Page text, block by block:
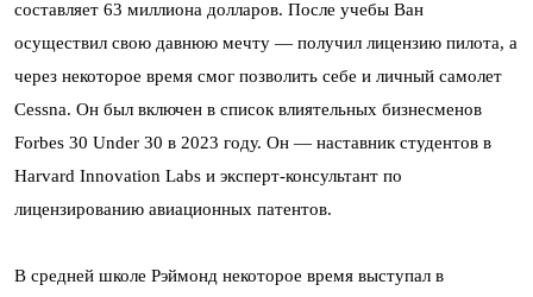
составляет 63 миллиона долларов. После учебы Ван
осуществил свою давнюю мечту — получил лицензию пилота, а
через некоторое время смог позволить себе и личный самолет
Cessna. Он был включен в список влиятельных бизнесменов
Forbes 30 Under 30 в 2023 году. Он — наставник студентов в
Harvard Innovation Labs и эксперт-консультант по
лицензированию авиационных патентов.
В средней школе Рэймонд некоторое время выступал в